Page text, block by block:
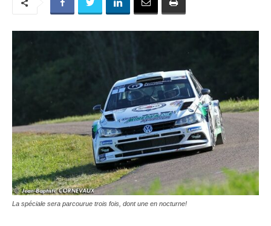
La spéciale sera parcourue trois fois, dont une en nocturne!